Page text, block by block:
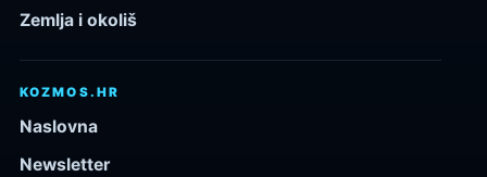
Zemlja i okoliš
KOZMOS.HR
Naslovna
Newsletter